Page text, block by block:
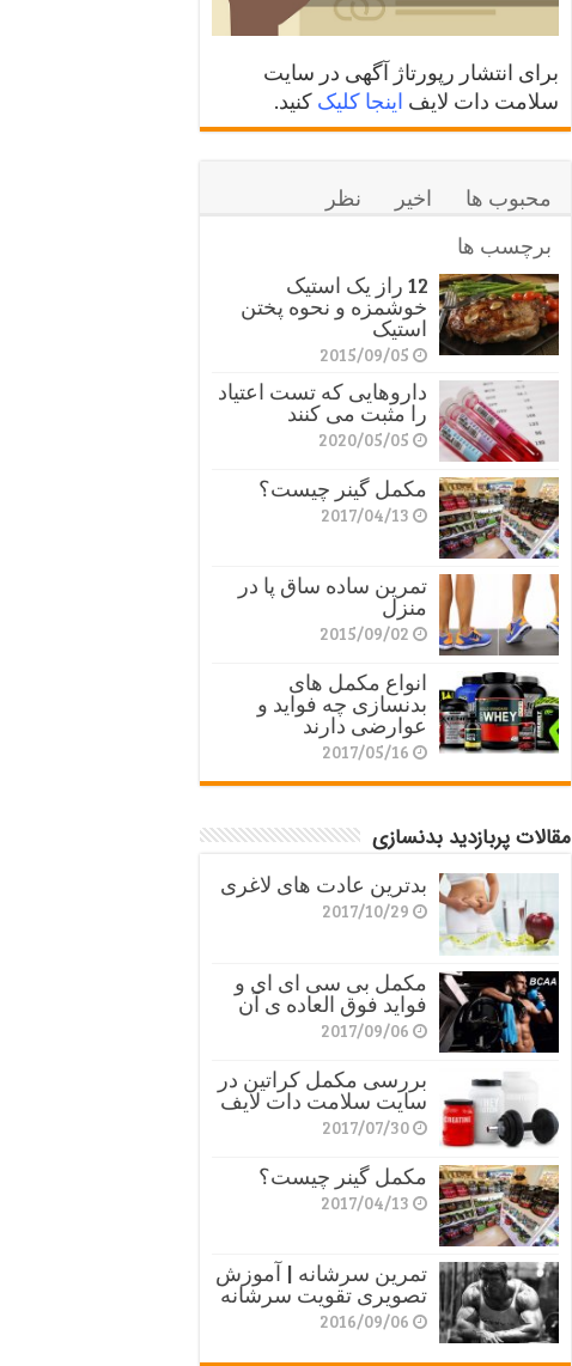
برای انتشار رپورتاژ آگهی در سایت
سلامت دات لایف اینجا کلیک کنید.
محبوب ها اخیر
نظر
برچسب ها
12 راز یک استیک
خوشمزه و نحوه پختن
استیک
2015/09/05
داروهایی که تست اعتیاد
را مثبت می کنند
2020/05/05
مکمل گینر چیست؟
2017/04/13
تمرین ساده ساق پا در
منزل
2015/09/02
انواع مکمل های
بدنسازی چه فواید و
عوارضی دارند
2017/05/16
مقالات پربازدید بدنسازی
بدترین عادت های لاغری
2017/10/29
مکمل بی سی ای ای و
فواید فوق العاده ی آن
2017/09/06
بررسی مکمل کراتین در
سایت سلامت دات لایف
2017/07/30
مکمل گینر چیست؟
2017/04/13
تمرین سرشانه | آموزش
تصویری تقویت سرشانه
2016/09/06